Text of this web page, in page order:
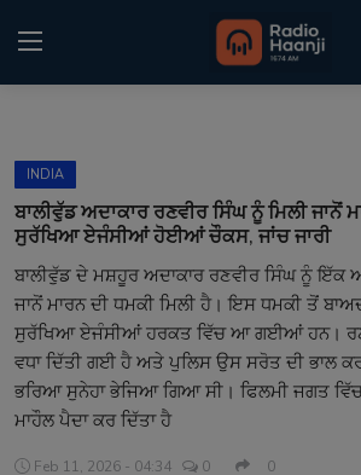
Home
Punjabi Podcast
Kitaab Kahani
Gallery
Sponsors
Matrimonial
INDIA
ਬਾਲੀਵੁੱਡ ਅਦਾਕਾਰ ਰਣਵੀਰ ਸਿੰਘ ਨੂੰ ਮਿਲੀ ਜਾਨੋਂ
ਸੁਰੱਖਿਆ ਏਜੰਸੀਆਂ ਹੋਈਆਂ ਚੌਕਸ, ਜਾਂਚ ਜਾਰੀ
ਬਾਲੀਵੁੱਡ ਦੇ ਮਸ਼ਹੂਰ ਅਦਾਕਾਰ ਰਣਵੀਰ ਸਿੰਘ ਨੂੰ ਇੱਕ
ਜਾਨੋਂ ਮਾਰਨ ਦੀ ਧਮਕੀ ਮਿਲੀ ਹੈ। ਇਸ ਧਮਕੀ ਤੋਂ
ਸੁਰੱਖਿਆ ਏਜੰਸੀਆਂ ਹਰਕਤ ਵਿੱਚ ਆ ਗਈਆਂ ਹਨ।
ਵਧਾ ਦਿੱਤੀ ਗਈ ਹੈ ਅਤੇ ਪੁਲਿਸ ਉਸ ਸਰੋਤ ਦੀ ਭਾਲ
ਭਰਿਆ ਸੁਨੇਹਾ ਭੇਜਿਆ ਗਿਆ ਸੀ। ਫਿਲਮੀ ਜਗਤ
ਮਾਹੌਲ ਪੈਦਾ ਕਰ ਦਿੱਤਾ ਹੈ
Feb 11, 2026 - 04:34 0 0